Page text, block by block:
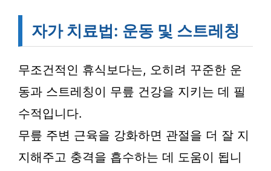
자가 치료법: 운동 및 스트레칭
무조건적인 휴식보다는, 오히려 꾸준한 운
동과 스트레칭이 무릎 건강을 지키는 데 필
수적입니다.
무릎 주변 근육을 강화하면 관절을 더 잘 지
지해주고 충격을 흡수하는 데 도움이 됩니